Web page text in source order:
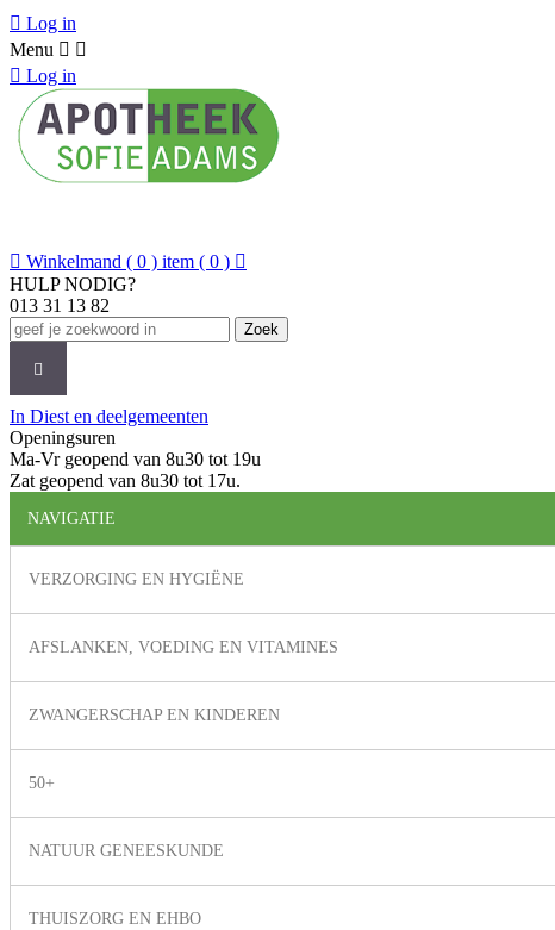
 Log in
Menu  
 Log in
 Winkelmand ( 0 ) item ( 0 ) 
HULP NODIG?
013 31 13 82
Zoek
In Diest en deelgemeenten
Openingsuren
Ma-Vr geopend van 8u30 tot 19u
Zat geopend van 8u30 tot 17u.
NAVIGATIE
VERZORGING EN HYGIËNE
AFSLANKEN, VOEDING EN VITAMINES
ZWANGERSCHAP EN KINDEREN
50+
NATUUR GENEESKUNDE
THUISZORG EN EHBO